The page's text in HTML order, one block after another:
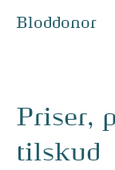
Bloddonor
Priser,
tilskud